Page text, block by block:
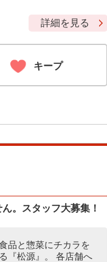
詳細を見る
キープ
。スタッフ大募集！
品と惣菜にチカラを
『松源』。 各店舗へ